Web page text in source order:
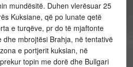
mundësitë. Duhen vlerësuar 25
Kuksiane, që po lunate qetë
e turqëve, pr do të mjaftonte
dhe mbrojtësi Brahja, në tentativë
e portjerit kuksian, në
topin me dorë dhe Bullgari